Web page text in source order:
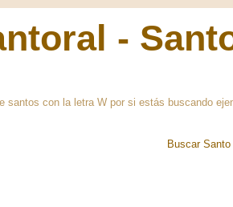
-
santos con la letra W por si estás buscando
Buscar Santo